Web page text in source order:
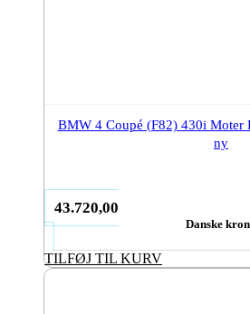
BMW 4 Coupé (F82) 430i Moter
ny
43.720,00
Danske
TILFØJ TIL KURV